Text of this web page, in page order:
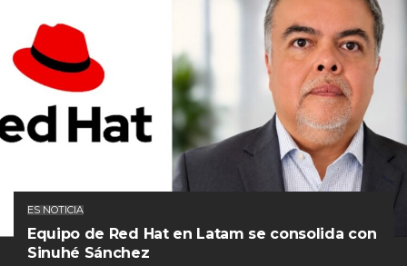
ES NOTICIA
Equipo de Red Hat en Latam se consolida con
Sinuhé Sánchez